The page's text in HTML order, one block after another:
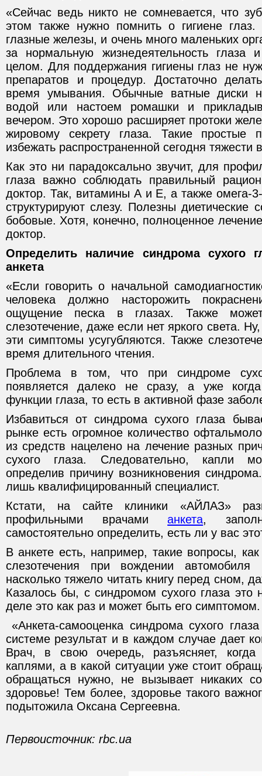
«Сейчас ведь никто не сомневается, что
этом также нужно помнить о гигиене
глазные железы, и очень много маленьких
за нормальную жизнедеятельность глаза
целом. Для поддержания гигиены глаз не
препаратов и процедур. Достаточно
время умывания. Обычные ватные диски
водой или настоем ромашки и
вечером. Это хорошо расширяет протоки
жировому секрету глаза. Такие простые
избежать распространенной сегодня тяжести
Как это ни парадоксально звучит, для
глаза важно соблюдать правильный
доктор. Так, витамины А и Е, а также омега-
структурируют слезу. Полезны диетические
бобовые. Хотя, конечно, полноценное
доктор.
Определить наличие синдрома сухого
анкета
«Если говорить о начальной
человека должно насторожить
ощущение песка в глазах. Также может
слезотечение, даже если нет яркого света.
эти симптомы усугубляются. Также
время длительного чтения.
Проблема в том, что при синдроме
появляется далеко не сразу, а уже
функции глаза, то есть в активной фазе
Избавиться от синдрома сухого глаза
рынке есть огромное количество
из средств нацелено на лечение разных
сухого глаза. Следовательно, капли
определив причину возникновения
лишь квалифицированный специалист.
Кстати, на сайте клиники «АЙЛАЗ»
профильными врачамианкета,
самостоятельно определить, есть ли у вас
В анкете есть, например, такие вопросы,
слезотечения при вождении
насколько тяжело читать книгу перед сном,
Казалось бы, с синдромом сухого глаза
деле это как раз и может быть его симптомом.
«Анкета-самооценка синдрома сухого
системе результат и в каждом случае дает
Врач, в свою очередь, разъясняет,
каплями, а в какой ситуации уже стоит
обращаться нужно, не вызывает никаких
здоровье! Тем более, здоровье такого
подытожила Оксана Сергеевна.
Первоисточник: rbc.ua